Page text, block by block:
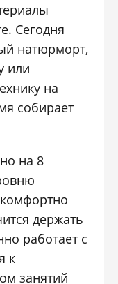
Сегодня
натюрморт,
или
на
собирает
на 8
держать
работает с
к
занятий